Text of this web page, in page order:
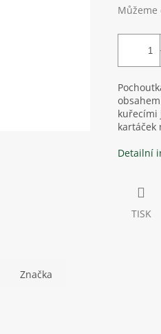
kuřecími
kartáček
Detailní
TISK
Značka